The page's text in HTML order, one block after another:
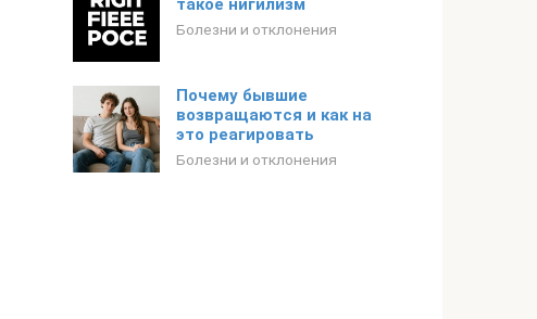
такое нигилизм
Болезни и отклонения
Почему бывшие
возвращаются и как на
это реагировать
Болезни и отклонения